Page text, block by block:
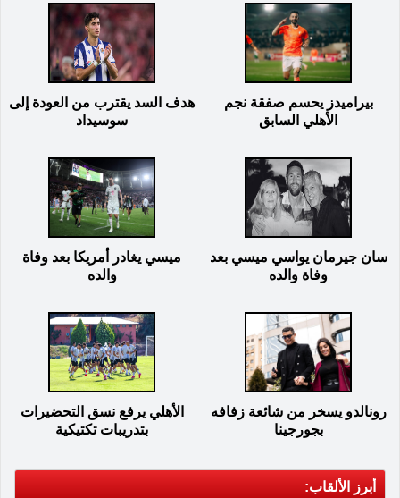
بيراميدز يحسم صفقة نجم
الأهلي السابق
هدف السد يقترب من العودة إلى
سوسيداد
سان جيرمان يواسي ميسي بعد
وفاة والده
ميسي يغادر أمريكا بعد وفاة
والده
رونالدو يسخر من شائعة زفافه
بجورجينا
الأهلي يرفع نسق التحضيرات
بتدريبات تكتيكية
أبرز الألقاب: